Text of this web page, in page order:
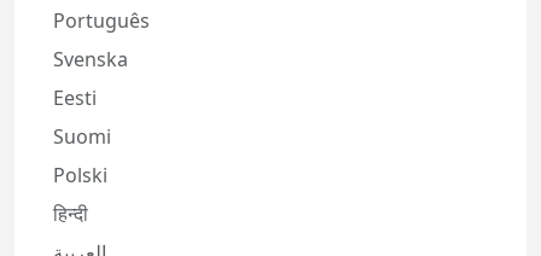
Português
Svenska
Eesti
Suomi
Polski
हिन्दी